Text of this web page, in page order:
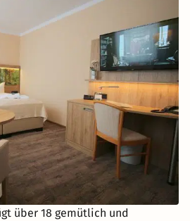
über 18 gemütlich und